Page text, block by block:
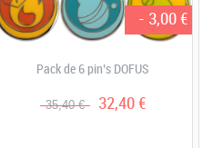
- 3,00 €
Pack de 6 pin’s DOFUS
35,40 € 32,40 €